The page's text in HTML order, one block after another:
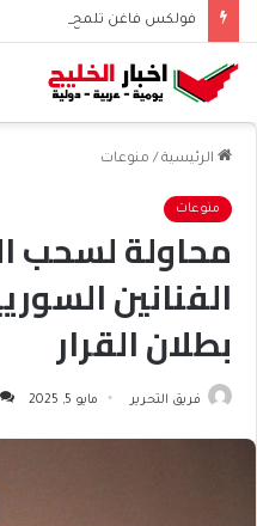
فولكس فاغن تلمح إلى تسريح 50 ألف موظف عالميًا
الرئيسية / منوعات
منوعات
محاولة لسحب
الفنانين
بطلان القرار
فريق التحرير مايو 5, 2025